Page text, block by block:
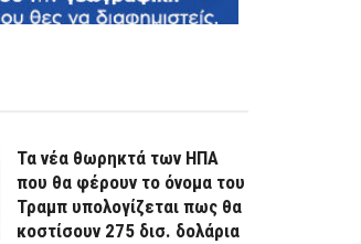
Τα νέα θωρηκτά των ΗΠΑ
που θα φέρουν το όνομα του
Τραμπ υπολογίζεται πως θα
κοστίσουν 275 δισ. δολάρια